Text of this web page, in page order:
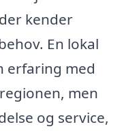
kender
En lokal
erfaring med
men
og service,